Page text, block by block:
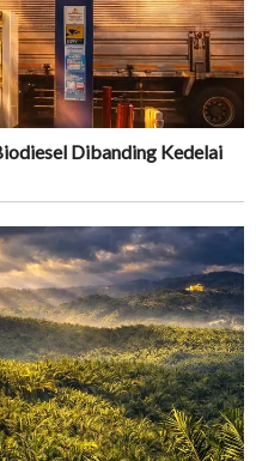
Dibanding Kedelai